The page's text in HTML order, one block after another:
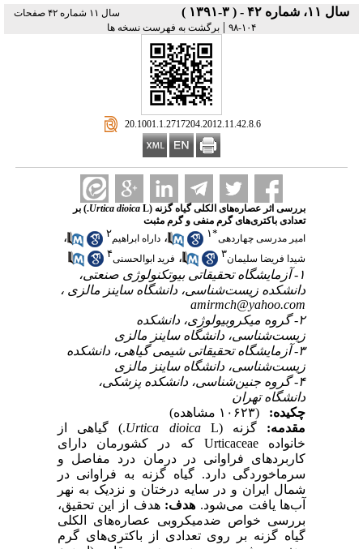
سال ۱۱، شماره ۴۲ - ( ۳-۱۳۹۱ )
سال ۱۱ شماره ۴۲ صفحات
۱۰۴-۹۸
| برگشت به فهرست نسخه ها
‎ 20.1001.1.2717204.2012.11.42.8.6
بررسی اثر عصاره‌های الکلی گیاه گزنه ( Urtica dioicaL.) بر
تعدادی باکتری‌های گرم منفی و گرم مثبت
امیر مدرسی چهاردهی*۱ ، داراه ابراهیم۲ ،
شیدا فریضا سلیمان۳ ، فرید ابوالحسنی۴
۱- آزمایشگاه تحقیقاتی بیوتکنولوژی صنعتی،
دانشکده زیست‌شناسی، دانشگاه ساینز مالزی ،
amirmch@yahoo.com
۲- گروه میکروبیولوژی، دانشکده
زیست‌شناسی، دانشگاه ساینز مالزی
۳- آزمایشگاه تحقیقاتی شیمی گیاهی، دانشکده
زیست‌شناسی، دانشگاه ساینز مالزی
۴- گروه جنین‌شناسی، دانشکده پزشکی،
دانشگاه تهران
چکیده:
(۱۰۶۲۳ مشاهده)
مقدمه: گزنه‌ ( Urtica dioicaL.) گیاهی از
خانواده Urticaceae که در کشورمان دارای
کاربردهای فراوانی در درمان درد مفاصل و
سرماخوردگی دارد. گیاه گزنه به فراوانی در
شمال ایران و در سایه درختان و نزدیک به نهر
آب‌ها یافت می‌شود. هدف: هدف از این تحقیق،
بررسی خواص ضد‌میکروبی عصاره‌های الکلی
گیاه گزنه بر روی تعدادی از باکتری‌های گرم